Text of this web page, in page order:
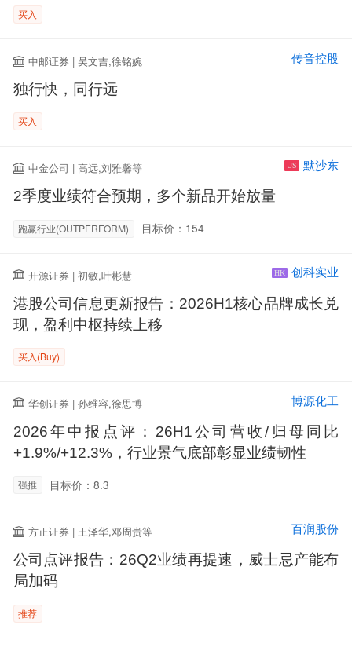
买入
中邮证券 | 吴文吉,徐铭婉 传音控股
独行快，同行远
买入
中金公司 | 高远,刘雅馨等 US 默沙东
2季度业绩符合预期，多个新品开始放量
跑赢行业(OUTPERFORM) 目标价：154
开源证券 | 初敏,叶彬慧 HK 创科实业
港股公司信息更新报告：2026H1核心品牌成长兑
现，盈利中枢持续上移
买入(Buy)
华创证券 | 孙维容,徐思博 博源化工
2026年中报点评：26H1公司营收/归母同比
+1.9%/+12.3%，行业景气底部彰显业绩韧性
强推 目标价：8.3
方正证券 | 王泽华,邓周贵等 百润股份
公司点评报告：26Q2业绩再提速，威士忌产能布
局加码
推荐